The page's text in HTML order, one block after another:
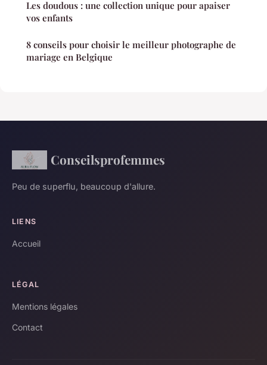
Les doudous : une collection unique pour apaiser
vos enfants
8 conseils pour choisir le meilleur photographe de
mariage en Belgique
Conseilsprofemmes
Peu de superflu, beaucoup d'allure.
LIENS
Accueil
LÉGAL
Mentions légales
Contact